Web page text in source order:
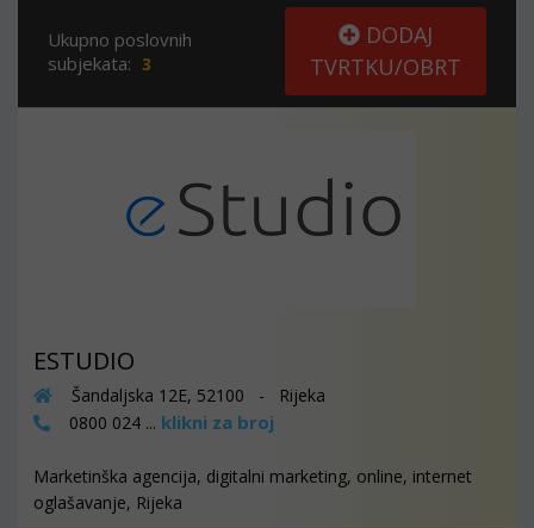
Ukupno poslovnih
subjekata: 3
DODAJ
TVRTKU/OBRT
ESTUDIO
Šandaljska 12E, 52100 - Rijeka
0800 024 ... klikni za broj
Marketinška agencija, digitalni marketing, online, internet
oglašavanje, Rijeka